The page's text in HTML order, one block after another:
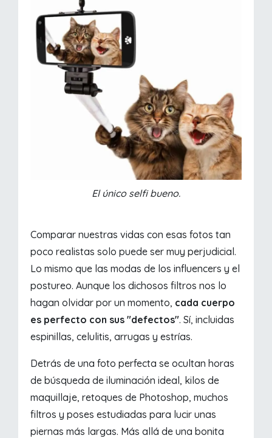
El único selfi bueno.
Comparar nuestras vidas con esas fotos tan
poco realistas solo puede ser muy perjudicial.
Lo mismo que las modas de los influencers y el
postureo. Aunque los dichosos filtros nos lo
hagan olvidar por un momento, cada cuerpo
es perfecto con sus "defectos". Sí, incluidas
espinillas, celulitis, arrugas y estrías.
Detrás de una foto perfecta se ocultan horas
de búsqueda de iluminación ideal, kilos de
maquillaje, retoques de Photoshop, muchos
filtros y poses estudiadas para lucir unas
piernas más largas. Más allá de una bonita